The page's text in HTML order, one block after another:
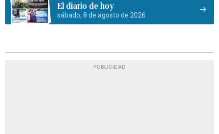
El diario de hoy
sábado, 8 de agosto de 2026
PUBLICIDAD